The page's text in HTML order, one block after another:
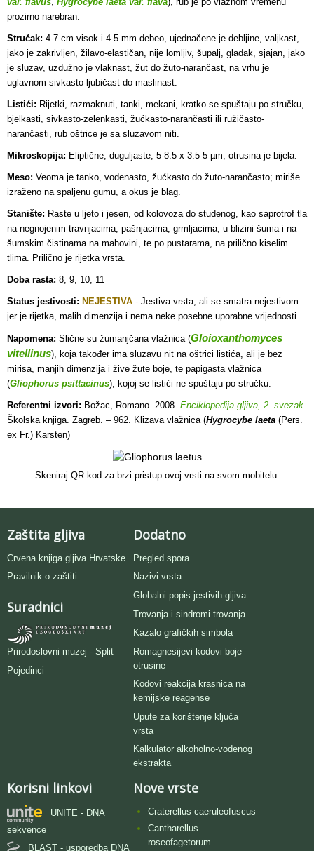
prozirno narebran.
Stručak: 4-7 cm visok i 4-5 mm debeo, ujednačene je debljine, valjkast,
jako je zakrivljen, žilavo-elastičan, nije lomljiv, šupalj, gladak, sjajan, jako
je sluzav, uzdužno je vlaknast, žut do žuto-narančast, na vrhu je
uglavnom sivkasto-ljubičast do maslinast.
Listići: Rijetki, razmaknuti, tanki, mekani, kratko se spuštaju po stručku,
bjelkasti, sivkasto-zelenkasti, žućkasto-narančasti ili ružičasto-
narančasti, rub oštrice je sa sluzavom niti.
Mikroskopija: Eliptične, duguljaste, 5-8.5 x 3.5-5 µm; otrusina je bijela.
Meso: Veoma je tanko, vodenasto, žućkasto do žuto-narančasto; miriše
izraženo na spaljenu gumu, a okus je blag.
Stanište: Raste u ljeto i jesen, od kolovoza do studenog, kao saprotrof tla
na negnojenim travnjacima, pašnjacima, grmljacima, u blizini šuma i na
šumskim čistinama na mahovini, te po pustarama, na prilično kiselim
tlima. Prilično je rijetka vrsta.
Doba rasta: 8, 9, 10, 11
Status jestivosti: NEJESTIVA - Jestiva vrsta, ali se smatra nejestivom
jer je rijetka, malih dimenzija i nema neke posebne uporabne vrijednosti.
Napomena: Slične su žumanjčana vlažnica (Gloioxanthomyces
vitellinus), koja također ima sluzavu nit na oštrici listića, ali je bez
mirisa, manjih dimenzija i žive žute boje, te papigasta vlažnica
(Gliophorus psittacinus), kojoj se listići ne spuštaju po stručku.
Referentni izvori: Božac, Romano. 2008. Enciklopedija gljiva, 2. svezak.
Školska knjiga. Zagreb. – 962. Klizava vlažnica (Hygrocybe laeta (Pers.
ex Fr.) Karsten)
Skeniraj QR kod za brzi pristup ovoj vrsti na svom mobitelu.
Zaštita gljiva
Crvena knjiga gljiva Hrvatske
Pravilnik o zaštiti
Suradnici
Prirodoslovni muzej - Split
Pojedinci
Dodatno
Pregled spora
Nazivi vrsta
Globalni popis jestivih gljiva
Trovanja i sindromi trovanja
Kazalo grafičkih simbola
Romagnesijevi kodovi boje
otrusine
Kodovi reakcija krasnica na
kemijske reagense
Upute za korištenje ključa
vrsta
Kalkulator alkoholno-vodenog
ekstrakta
Korisni linkovi
UNITE - DNA
sekvence
BLAST - usporedba DNA
Nove vrste
Craterellus caeruleofuscus
Cantharellus
roseofagetorum